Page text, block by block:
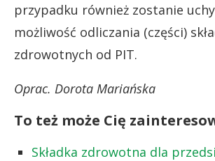
przypadku również zostanie
możliwość odliczania (części)
zdrowotnych od PIT.
Oprac. Dorota Mariańska
To też może Cię
Składka zdrowotna dla